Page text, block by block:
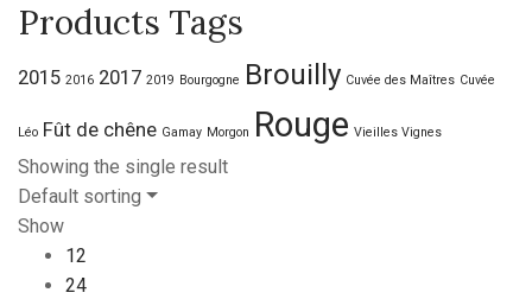
Products Tags
2015 2016 2017 2019 Bourgogne Brouilly Cuvée des Maîtres Cuvée
Léo Fût de chêne Gamay Morgon Rouge Vieilles Vignes
Showing the single result
Default sorting
Show
12
24